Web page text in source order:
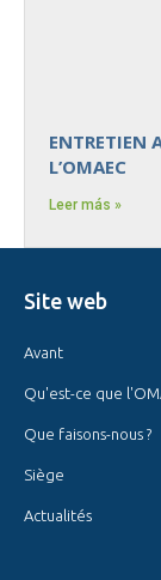
ENTRETIEN
L’OMAEC
Leer más »
Site web
Avant
Qu'est-ce que
Que faisons-nous ?
Siège
Actualités